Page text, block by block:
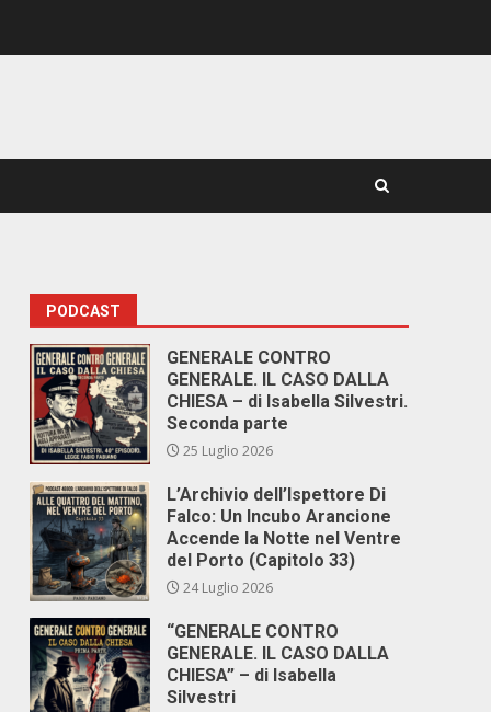
PODCAST
GENERALE CONTRO
GENERALE. IL CASO DALLA
CHIESA – di Isabella Silvestri.
Seconda parte
25 Luglio 2026
L’Archivio dell’Ispettore Di
Falco: Un Incubo Arancione
Accende la Notte nel Ventre
del Porto (Capitolo 33)
24 Luglio 2026
“GENERALE CONTRO
GENERALE. IL CASO DALLA
CHIESA” – di Isabella
Silvestri